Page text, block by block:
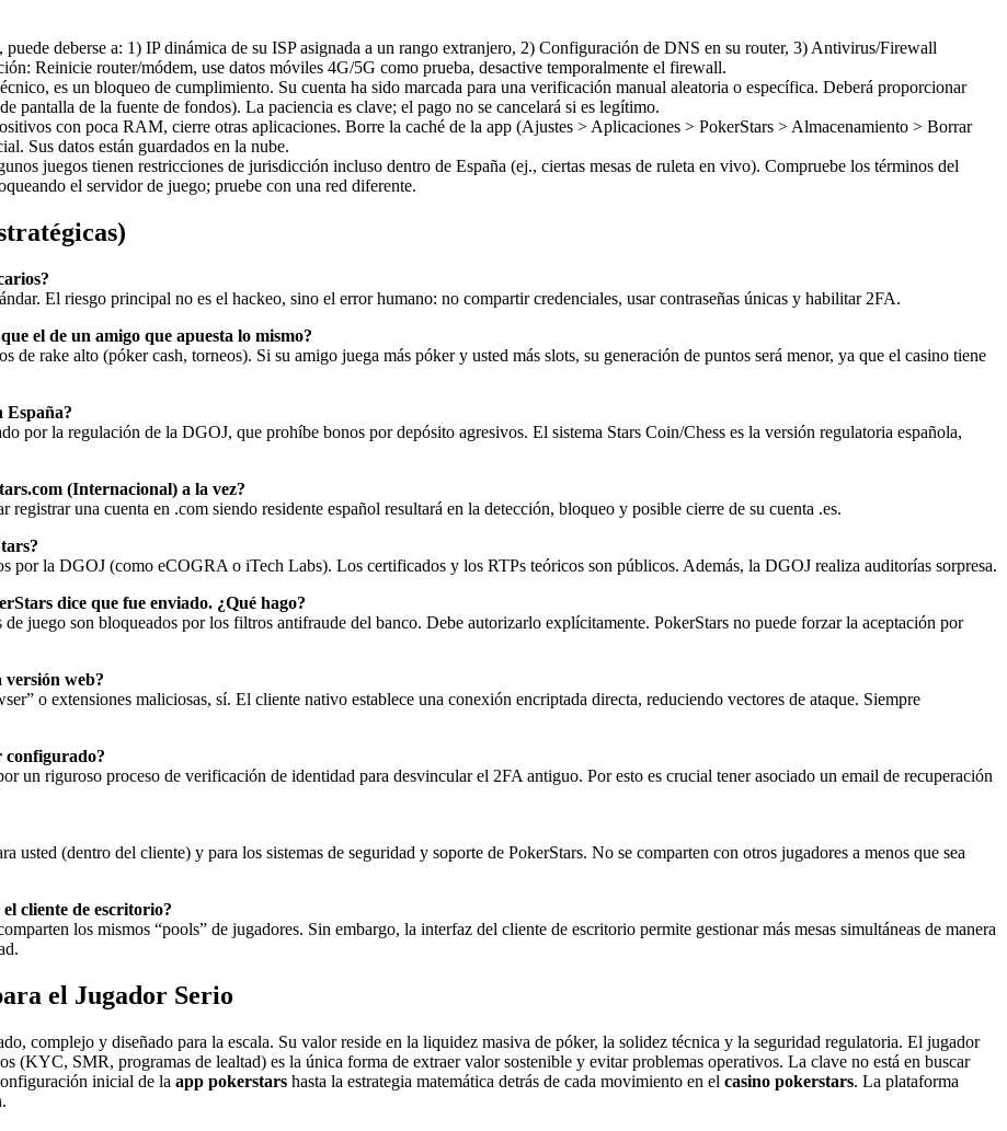
puede deberse a: 1) IP dinámica de su ISP asignada a un rango extranjero, 2) Configuración de DNS en su router, 3) Antivirus/Firewall
Reinicie router/módem, use datos móviles 4G/5G como prueba, desactive temporalmente el firewall.
es un bloqueo de cumplimiento. Su cuenta ha sido marcada para una verificación manual aleatoria o específica. Deberá proporcionar
pantalla de la fuente de fondos). La paciencia es clave; el pago no se cancelará si es legítimo.
con poca RAM, cierre otras aplicaciones. Borre la caché de la app (Ajustes > Aplicaciones > PokerStars > Almacenamiento > Borrar
Sus datos están guardados en la nube.
juegos tienen restricciones de jurisdicción incluso dentro de España (ej., ciertas mesas de ruleta en vivo). Compruebe los términos del
el servidor de juego; pruebe con una red diferente.
El riesgo principal no es el hackeo, sino el error humano: no compartir credenciales, usar contraseñas únicas y habilitar 2FA.
el de un amigo que apuesta lo mismo?
rake alto (póker cash, torneos). Si su amigo juega más póker y usted más slots, su generación de puntos será menor, ya que el casino tiene
España?
por la regulación de la DGOJ, que prohíbe bonos por depósito agresivos. El sistema Stars Coin/Chess es la versión regulatoria española,
(Internacional) a la vez?
una cuenta en .com siendo residente español resultará en la detección, bloqueo y posible cierre de su cuenta .es.
por la DGOJ (como eCOGRA o iTech Labs). Los certificados y los RTPs teóricos son públicos. Además, la DGOJ realiza auditorías sorpresa.
dice que fue enviado. ¿Qué hago?
juego son bloqueados por los filtros antifraude del banco. Debe autorizarlo explícitamente. PokerStars no puede forzar la aceptación por
versión web?
o extensiones maliciosas, sí. El cliente nativo establece una conexión encriptada directa, reduciendo vectores de ataque. Siempre
configurado?
un riguroso proceso de verificación de identidad para desvincular el 2FA antiguo. Por esto es crucial tener asociado un email de recuperación
usted (dentro del cliente) y para los sistemas de seguridad y soporte de PokerStars. No se comparten con otros jugadores a menos que sea
cliente de escritorio?
los mismos “pools” de jugadores. Sin embargo, la interfaz del cliente de escritorio permite gestionar más mesas simultáneas de manera
el Jugador Serio
complejo y diseñado para la escala. Su valor reside en la liquidez masiva de póker, la solidez técnica y la seguridad regulatoria. El jugador
(KYC, SMR, programas de lealtad) es la única forma de extraer valor sostenible y evitar problemas operativos. La clave no está en buscar
inicial de la app pokerstars hasta la estrategia matemática detrás de cada movimiento en el casino pokerstars. La plataforma